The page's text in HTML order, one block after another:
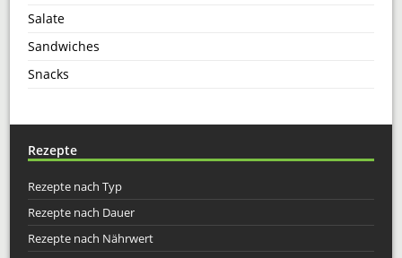
Salate
Sandwiches
Snacks
Rezepte
Rezepte nach Typ
Rezepte nach Dauer
Rezepte nach Nährwert